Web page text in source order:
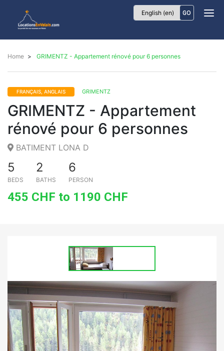
Locations
Envalais
GO
Home GRIMENTZ - Appartement rénové pour 6 personnes
FRANÇAIS, ANGLAIS GRIMENTZ
GRIMENTZ - Appartement
rénové pour 6 personnes
BATIMENT LONA D
5
BEDS
2
BATHS
6
PERSON
455 CHF to 1190 CHF